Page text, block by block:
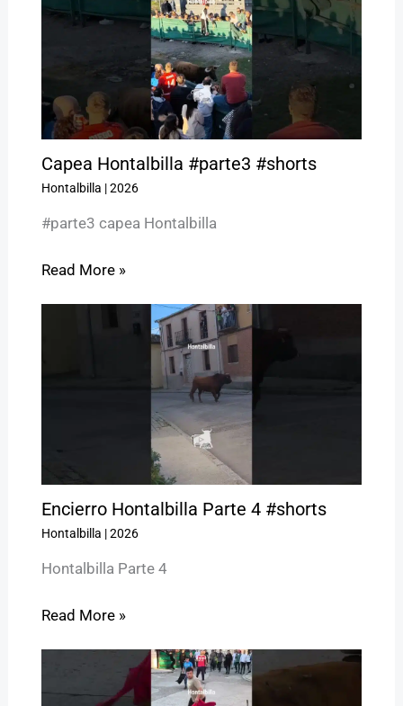
Capea Hontalbilla #parte3 #shorts
Hontalbilla |2026
#parte3 capea Hontalbilla
Read More »
Encierro Hontalbilla Parte 4 #shorts
Hontalbilla |2026
Hontalbilla Parte 4
Read More »